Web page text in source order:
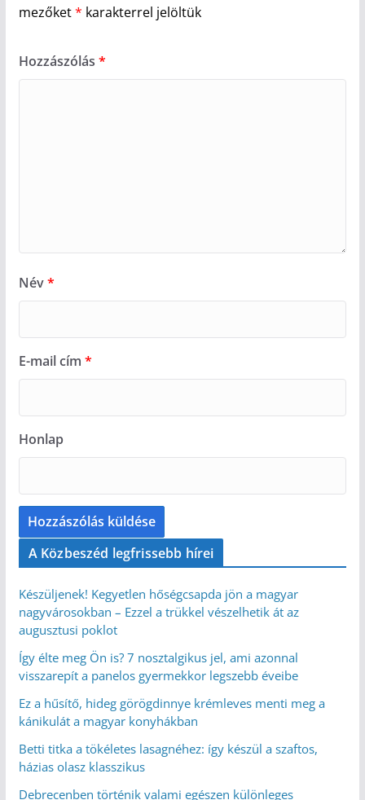
mezőket* karakterrel jelöltük
Hozzászólás *
Név*
E-mail cím *
Honlap
A Közbeszéd legfrissebb hírei
Készüljenek! Kegyetlen hőségcsapda jön a magyar
nagyvárosokban – Ezzel a trükkel vészelhetik át az
augusztusi poklot
Így élte meg Ön is? 7 nosztalgikus jel, ami azonnal
visszarepít a panelos gyermekkor legszebb éveibe
Ez a hűsítő, hideg görögdinnye krémleves menti meg a
kánikulát a magyar konyhákban
Betti titka a tökéletes lasagnéhez: így készül a szaftos,
házias olasz klasszikus
Debrecenben történik valami egészen különleges